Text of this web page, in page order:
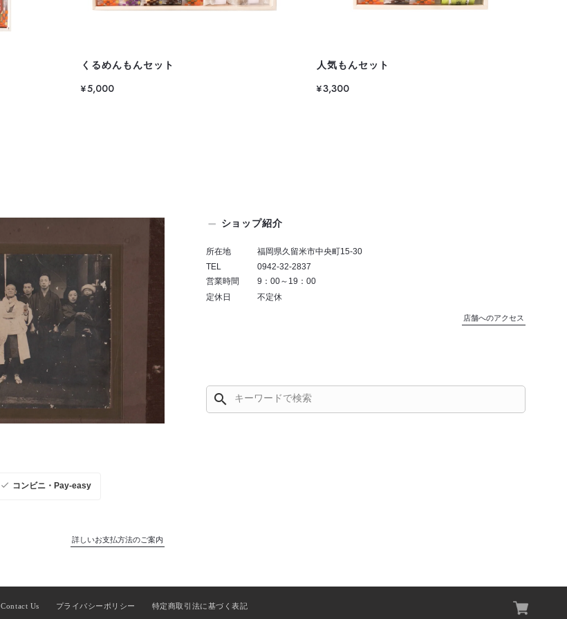
くるめんもんセット
¥5,000
人気もんセット
¥3,300
コンビニ・Pay-easy
詳しいお支払方法のご案内
ショップ紹介
所在地
福岡県久留米市中央町15-30
TEL
0942-32-2837
営業時間
9：00～19：00
定休日
不定休
店舗へのアクセス
search
Contact Us プライバシーポリシー 特定商取引法に基づく表記